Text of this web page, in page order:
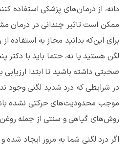
دانه، از درمان‌های پزشکی استفاده
ممکن است تاثیر چندانی در درمان
برای این‌که بدانید مجاز به استفاده
لگن هستید یا نه، حتما باید با دکتر
صحبتی داشته باشید تا ابتدا ارزیابی
در شرایطی که درد شدید لگنی وجود
موجب محدودیت‌های حرکتی نشده
روش‌های گیاهی و سنتی از جمله روغن
اگر درد لگنی شما به مرور ایجاد